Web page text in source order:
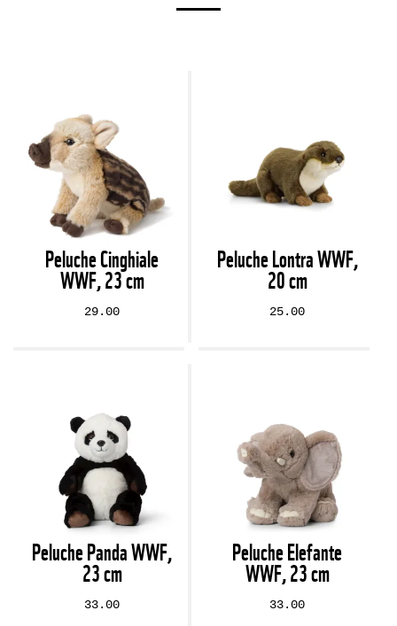
Peluche Cinghiale
WWF, 23 cm
29.00
Peluche Lontra WWF,
20 cm
25.00
Peluche Panda WWF,
23 cm
33.00
Peluche Elefante
WWF, 23 cm
33.00